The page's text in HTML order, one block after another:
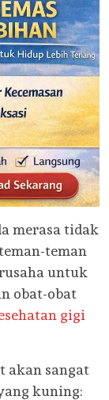
merasa tidak
teman
untuk
obat-obat
gigi
akan sangat
kuning: